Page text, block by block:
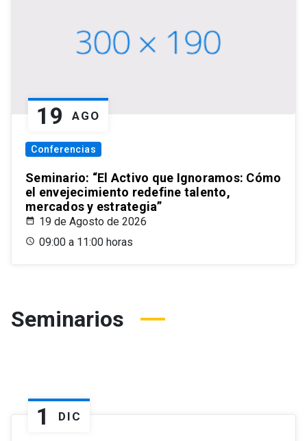
19 AGO
Conferencias
Seminario: “El Activo que Ignoramos: Cómo
el envejecimiento redefine talento,
mercados y estrategia”
19 de Agosto de 2026
09:00 a 11:00 horas
Seminarios
1 DIC